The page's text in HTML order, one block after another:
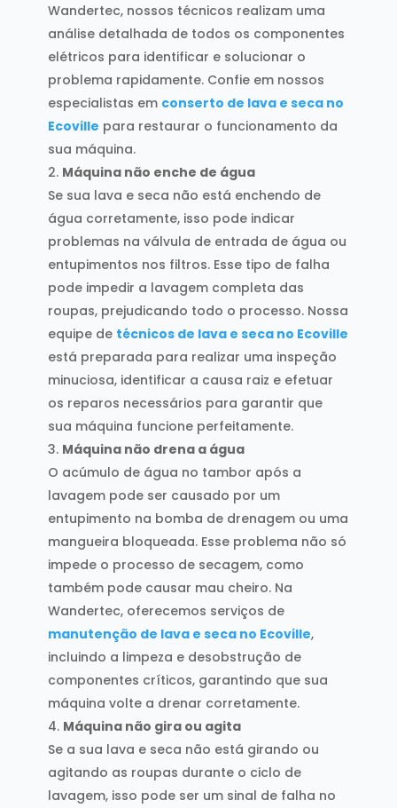
Wandertec, nossos técnicos realizam uma
análise detalhada de todos os componentes
elétricos para identificar e solucionar o
problema rapidamente. Confie em nossos
especialistas em conserto de lava e seca no
Ecoville para restaurar o funcionamento da
sua máquina.
Máquina não enche de água
Se sua lava e seca não está enchendo de
água corretamente, isso pode indicar
problemas na válvula de entrada de água ou
entupimentos nos filtros. Esse tipo de falha
pode impedir a lavagem completa das
roupas, prejudicando todo o processo. Nossa
equipe de técnicos de lava e seca no Ecoville
está preparada para realizar uma inspeção
minuciosa, identificar a causa raiz e efetuar
os reparos necessários para garantir que
sua máquina funcione perfeitamente.
Máquina não drena a água
O acúmulo de água no tambor após a
lavagem pode ser causado por um
entupimento na bomba de drenagem ou uma
mangueira bloqueada. Esse problema não só
impede o processo de secagem, como
também pode causar mau cheiro. Na
Wandertec, oferecemos serviços de
manutenção de lava e seca no Ecoville,
incluindo a limpeza e desobstrução de
componentes críticos, garantindo que sua
máquina volte a drenar corretamente.
Máquina não gira ou agita
Se a sua lava e seca não está girando ou
agitando as roupas durante o ciclo de
lavagem, isso pode ser um sinal de falha no